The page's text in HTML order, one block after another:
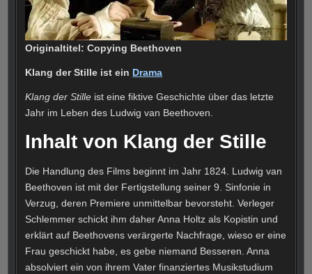
Originaltitel: Copying Beethoven
Klang der Stille ist ein Drama
Klang der Stille ist eine fiktive Geschichte über das letzte
Jahr im Leben des Ludwig van Beethoven.
Inhalt von Klang der Stille
Die Handlung des Films beginnt im Jahr 1824. Ludwig van
Beethoven ist mit der Fertigstellung seiner 9. Sinfonie in
Verzug, deren Premiere unmittelbar bevorsteht. Verleger
Schlemmer schickt ihm daher Anna Holtz als Kopistin und
erklärt auf Beethovens verärgerte Nachfrage, wieso er eine
Frau geschickt habe, es gebe niemand Besseren. Anna
absolviert ein von ihrem Vater finanziertes Musikstudium